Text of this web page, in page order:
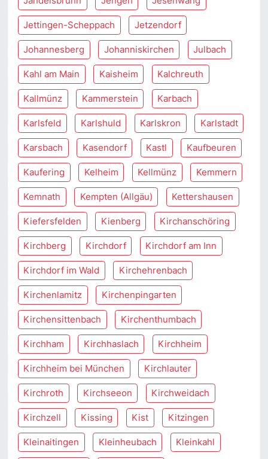
Jettingen-Scheppach Jetzendorf
Johannesberg Johanniskirchen Julbach
Kahl am Main Kaisheim Kalchreuth
Kallmünz Kammerstein Karbach
Karlsfeld Karlshuld Karlskron Karlstadt
Karsbach Kasendorf Kastl Kaufbeuren
Kaufering Kelheim Kellmünz Kemmern
Kemnath Kempten (Allgäu) Kettershausen
Kiefersfelden Kienberg Kirchanschöring
Kirchberg Kirchdorf Kirchdorf am Inn
Kirchdorf im Wald Kirchehrenbach
Kirchenlamitz Kirchenpingarten
Kirchensittenbach Kirchenthumbach
Kirchham Kirchhaslach Kirchheim
Kirchheim bei München Kirchlauter
Kirchroth Kirchseeon Kirchweidach
Kirchzell Kissing Kist Kitzingen
Kleinaitingen Kleinheubach Kleinkahl